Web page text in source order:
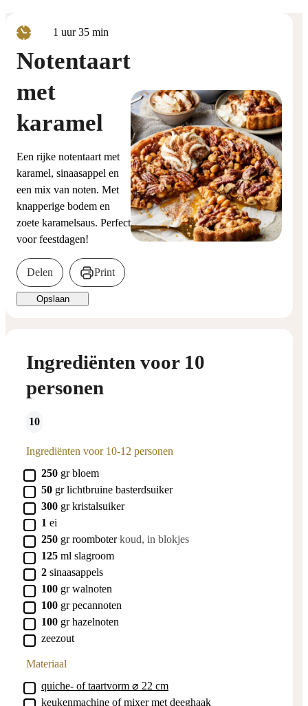
1 uur
uur 35minuten
min
Notentaart
met
karamel
Een rijke notentaart met
karamel, sinaasappel en
een mix van noten. Met
knapperige bodem en
zoete karamelsaus. Perfect
voor feestdagen!
Delen Print
Opslaan
Ingrediënten voor 10
personen
10
Ingrediënten voor 10-12 personen
▢
250 gr bloem
▢
50 gr lichtbruine basterdsuiker
▢
300 gr kristalsuiker
▢
1 ei
▢
250 gr roomboter koud, in blokjes
▢
125 ml slagroom
▢
2 sinaasappels
▢
100 gr walnoten
▢
100 gr pecannoten
▢
100 grhazelnoten
▢
zeezout
Materiaal
▢
quiche- of taartvorm ⌀ 22 cm
▢
keukenmachine of mixer met deeghaak